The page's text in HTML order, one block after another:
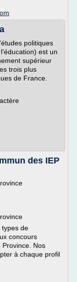
politiques
est un
supérieur
trois plus
de France.
des IEP
types de
concours
Nos
à chaque profil